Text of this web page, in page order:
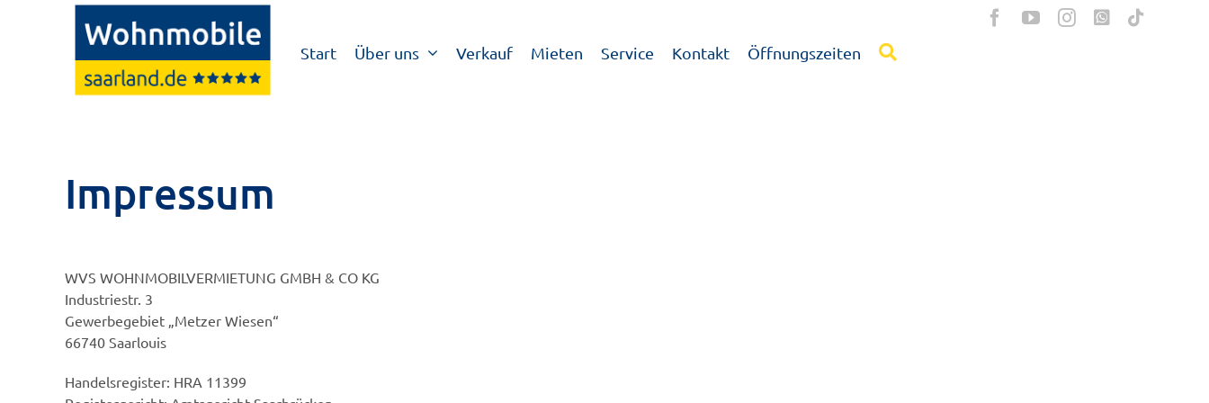
Start Über uns Verkauf Mieten Service Kontakt Öffnungszeiten
Impressum
WVS WOHNMOBILVERMIETUNG GMBH & CO KG
Industriestr. 3
Gewerbegebiet „Metzer Wiesen“
66740 Saarlouis
Handelsregister: HRA 11399